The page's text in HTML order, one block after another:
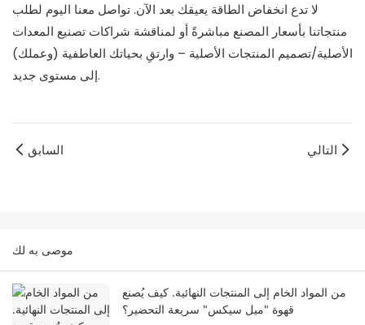
لا تدع انخفاض الطاقة يعيقك بعد الآن. تواصل معنا اليوم لطلب
منتجاتنا بأسعار المصنع مباشرةً أو لمناقشة شراكات تصنيع المعدات
الأصلية/تصميم المنتجات الأصلية – وارتقِ بحياتك العاطفية (وعملك)
إلى مستوى جديد.
السابق التالي
موصى به لك
من المواد الخام إلى المنتجات النهائية. كيف يُصنع
قهوة "ميل سيكس" سريعة التحضير؟